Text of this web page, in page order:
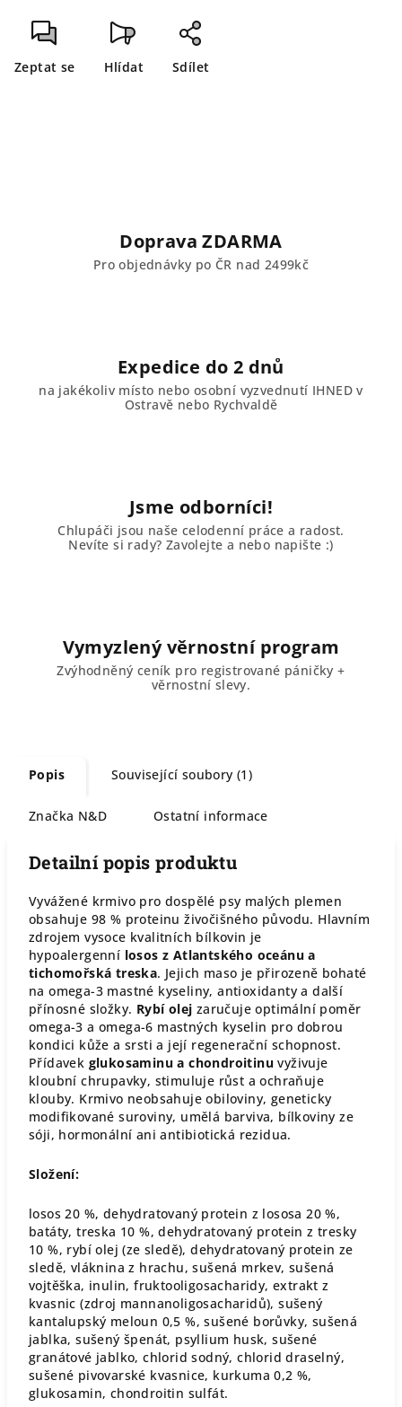
Zeptat se Hlídat Sdílet
Doprava ZDARMA
Pro objednávky po ČR nad 2499kč
Expedice do 2 dnů
na jakékoliv místo nebo osobní vyzvednutí IHNED v
Ostravě nebo Rychvaldě
Jsme odborníci!
Chlupáči jsou naše celodenní práce a radost.
Nevíte si rady? Zavolejte a nebo napište :)
Vymyzlený věrnostní program
Zvýhodněný ceník pro registrované páničky +
věrnostní slevy.
Popis Související soubory (1)
Značka N&D Ostatní informace
Detailní popis produktu
Vyvážené krmivo pro dospělé psy malých plemen
obsahuje 98 % proteinu živočišného původu. Hlavním
zdrojem vysoce kvalitních bílkovin je
hypoalergenní losos z Atlantského oceánu a
tichomořská treska. Jejich maso je přirozeně bohaté
na omega-3 mastné kyseliny, antioxidanty a další
přínosné složky. Rybí olej zaručuje optimální poměr
omega-3 a omega-6 mastných kyselin pro dobrou
kondici kůže a srsti a její regenerační schopnost.
Přídavek glukosaminu a chondroitinu vyživuje
kloubní chrupavky, stimuluje růst a ochraňuje
klouby. Krmivo neobsahuje obiloviny, geneticky
modifikované suroviny, umělá barviva, bílkoviny ze
sóji, hormonální ani antibiotická rezidua.
Složení:
losos 20 %, dehydratovaný protein z lososa 20 %,
batáty, treska 10 %, dehydratovaný protein z tresky
10 %, rybí olej (ze sledě), dehydratovaný protein ze
sledě, vláknina z hrachu, sušená mrkev, sušená
vojtěška, inulin, fruktooligosacharidy, extrakt z
kvasnic (zdroj mannanoligosacharidů), sušený
kantalupský meloun 0,5 %, sušené borůvky, sušená
jablka, sušený špenát, psyllium husk, sušené
granátové jablko, chlorid sodný, chlorid draselný,
sušené pivovarské kvasnice, kurkuma 0,2 %,
glukosamin, chondroitin sulfát.